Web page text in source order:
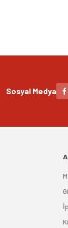
Sosyal Medya